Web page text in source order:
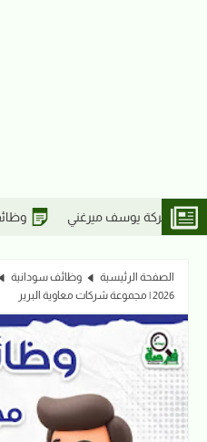
مدير مكتب بشركة يوسف ميرغني للأدوية والمعدات الطبية
الصفحة الرئيسية وظائف سودانية
2026 | مجموعة شركات معاوية البرير